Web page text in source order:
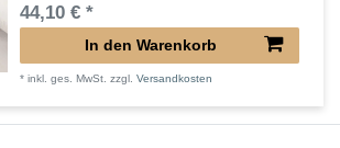
44,10 € *
In den Warenkorb
*inkl. ges. MwSt. zzgl.Versandkosten